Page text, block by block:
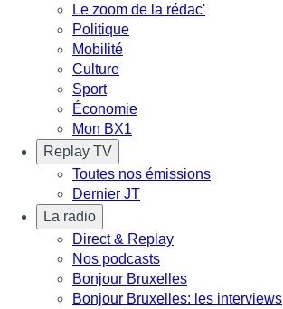
Le zoom de la rédac'
Politique
Mobilité
Culture
Sport
Économie
Mon BX1
Replay TV
Toutes nos émissions
Dernier JT
La radio
Direct & Replay
Nos podcasts
Bonjour Bruxelles
Bonjour Bruxelles: les interviews